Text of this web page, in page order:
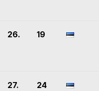
26. 19
27. 24